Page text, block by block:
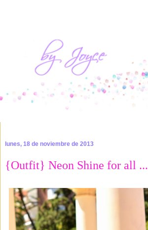
lunes, 18 de noviembre de 2013
{Outfit} Neon Shine for all ...